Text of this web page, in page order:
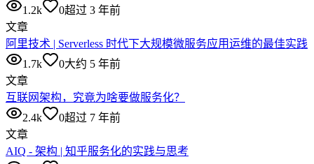
1.2k
0超过 3 年前
文章
阿里技术 | Serverless 时代下大规模微服务应用运维的最佳实践
1.7k
0大约 5 年前
文章
互联网架构，究竟为啥要做服务化？
2.4k
0超过 7 年前
文章
AIQ - 架构 | 知乎服务化的实践与思考